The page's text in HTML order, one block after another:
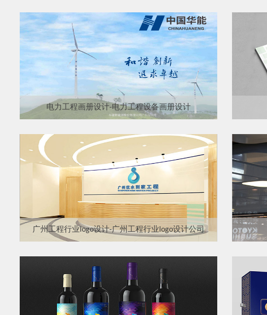
电力工程画册设计-电力工程设备画册设计
广州工程行业logo设计-广州工程行业logo设计公司